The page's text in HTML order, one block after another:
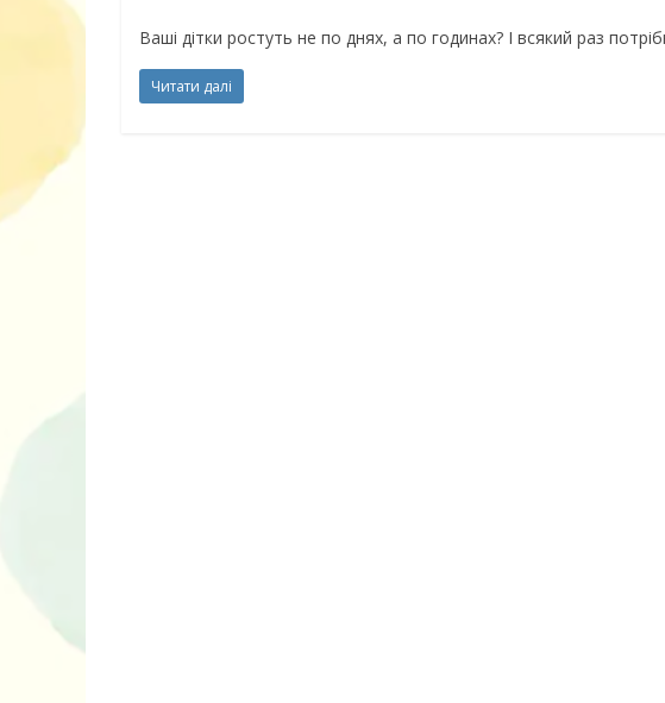
Ваші дітки ростуть не по днях, а по годинах? І всякий раз
Читати далі